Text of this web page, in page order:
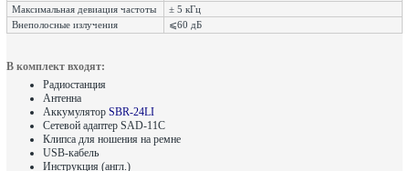
Максимальная девиация частоты
± 5 кГц
Внеполосные излучения
⩽60 дБ
В комплект входят:
Радиостанция
Антенна
Аккумулятор SBR-24LI
Сетевой адаптер SAD-11C
Клипса для ношения на ремне
USB-кабель
Инструкция (англ.)